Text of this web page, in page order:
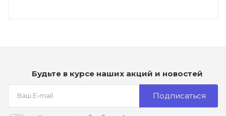
Будьте в курсе наших акций и новостей
Подписаться